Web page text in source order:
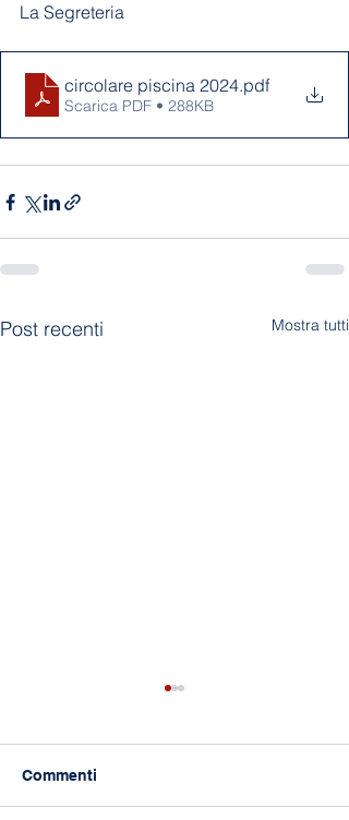
La Segreteria
circolare piscina 2024.pdf
Scarica PDF • 288KB
Post recenti Mostra tutti
Commenti